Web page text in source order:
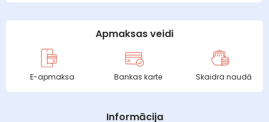
Apmaksas veidi
E-apmaksa Bankas karte Skaidra naudā
Informācija